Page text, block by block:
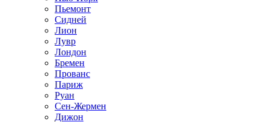
Пьемонт
Сидней
Лион
Лувр
Лондон
Бремен
Прованс
Париж
Руан
Сен-Жермен
Дижон